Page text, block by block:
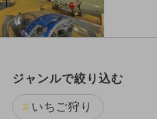
ジャンルで絞り込む
いちご狩り